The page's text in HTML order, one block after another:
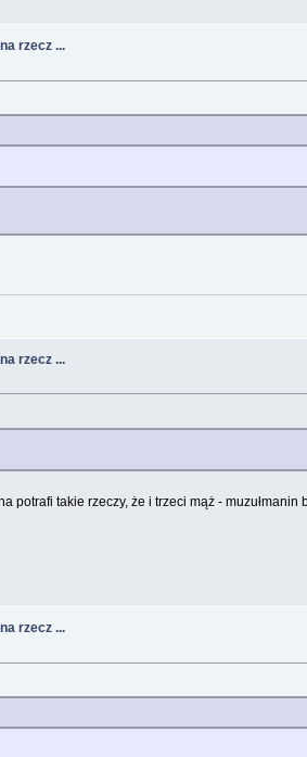
rzecz ...
rzecz ...
takie rzeczy, że i trzeci mąż - muzułmanin
rzecz ...